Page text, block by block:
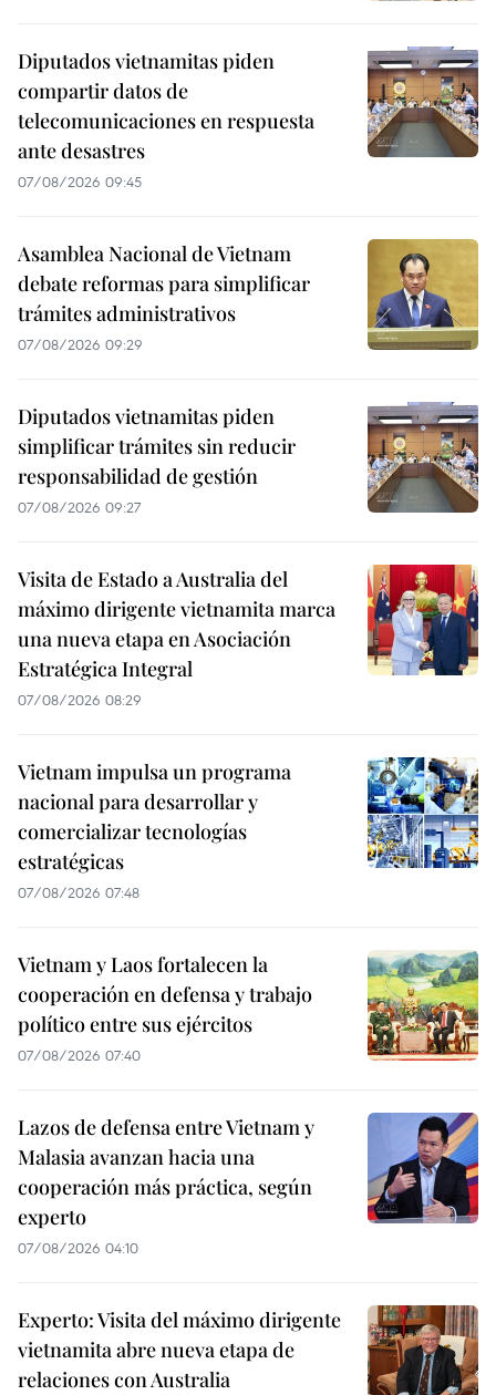
Diputados vietnamitas piden
compartir datos de
telecomunicaciones en respuesta
ante desastres
07/08/2026 09:45
Asamblea Nacional de Vietnam
debate reformas para simplificar
trámites administrativos
07/08/2026 09:29
Diputados vietnamitas piden
simplificar trámites sin reducir
responsabilidad de gestión
07/08/2026 09:27
Visita de Estado a Australia del
máximo dirigente vietnamita marca
una nueva etapa en Asociación
Estratégica Integral
07/08/2026 08:29
Vietnam impulsa un programa
nacional para desarrollar y
comercializar tecnologías
estratégicas
07/08/2026 07:48
Vietnam y Laos fortalecen la
cooperación en defensa y trabajo
político entre sus ejércitos
07/08/2026 07:40
Lazos de defensa entre Vietnam y
Malasia avanzan hacia una
cooperación más práctica, según
experto
07/08/2026 04:10
Experto: Visita del máximo dirigente
vietnamita abre nueva etapa de
relaciones con Australia